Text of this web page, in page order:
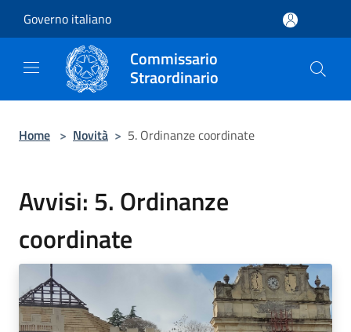
Governo italiano
Commissario
Straordinario
Home > Novità > 5. Ordinanze coordinate
Avvisi: 5. Ordinanze
coordinate